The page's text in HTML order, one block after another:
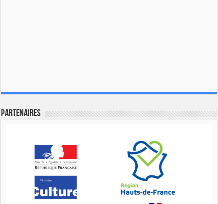
Partenaires